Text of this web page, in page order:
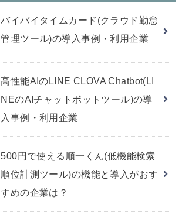
バイバイタイムカード(クラウド勤怠
管理ツール)の導入事例・利用企業
高性能AIのLINE CLOVA Chatbot(LI
NEのAIチャットボットツール)の導
入事例・利用企業
500円で使える順一くん(低機能検索
順位計測ツール)の機能と導入がおす
すめの企業は？